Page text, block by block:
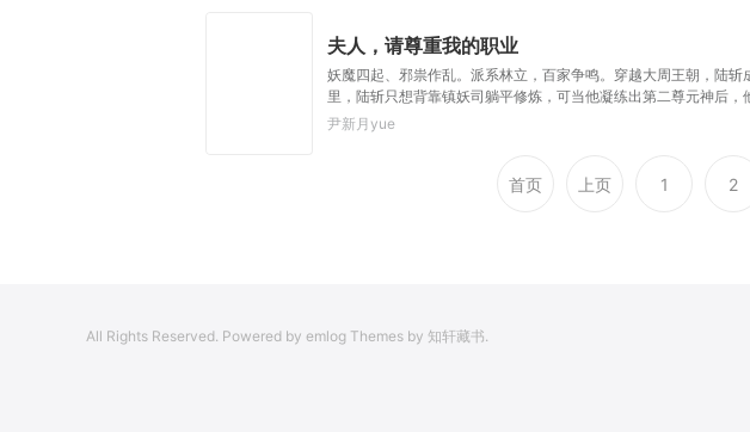
夫人，请尊重我的职业
妖魔四起、邪祟作乱。派系林立，百家争鸣。穿越大周王朝，陆
里，陆斩只想背靠镇妖司躺平修炼，可当他凝练出第二尊元神后
夫人，请尊重我的职业，谁说奶妈不能输出？
尹新月yue
首页 上页 1 2
All Rights Reserved. Powered by emlog Themes by 知轩藏书.